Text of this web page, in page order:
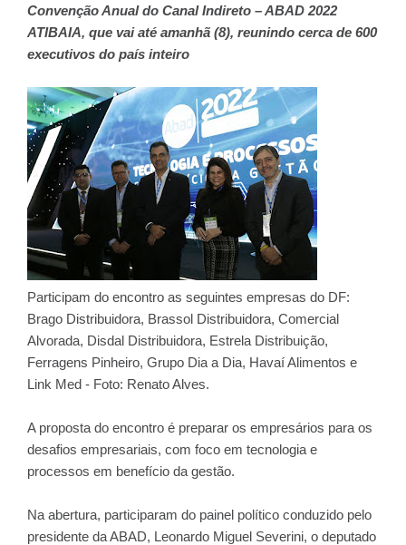
Convenção Anual do Canal Indireto – ABAD 2022
ATIBAIA, que vai até amanhã (8), reunindo cerca de 600
executivos do país inteiro
Participam do encontro as seguintes empresas do DF:
Brago Distribuidora, Brassol Distribuidora, Comercial
Alvorada, Disdal Distribuidora, Estrela Distribuição,
Ferragens Pinheiro, Grupo Dia a Dia, Havaí Alimentos e
Link Med - Foto: Renato Alves.
A proposta do encontro é preparar os empresários para os
desafios empresariais, com foco em tecnologia e
processos em benefício da gestão.
Na abertura, participaram do painel político conduzido pelo
presidente da ABAD, Leonardo Miguel Severini, o deputado